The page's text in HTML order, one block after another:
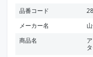
品番コード
メーカー名
商品名